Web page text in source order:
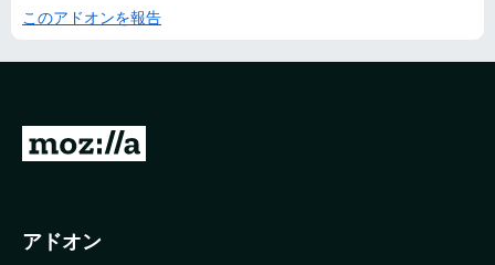
このアドオンを報告
M
i
アドオン